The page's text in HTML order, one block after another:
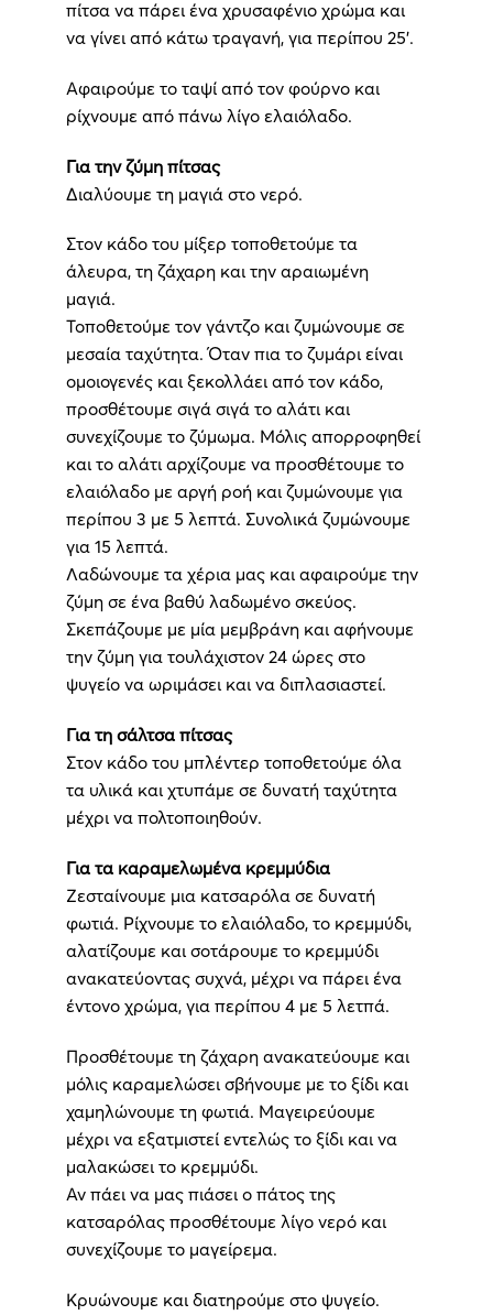
πίτσα να πάρει ένα χρυσαφένιο χρώμα και
να γίνει από κάτω τραγανή, για περίπου 25’.
Αφαιρούμε το ταψί από τον φούρνο και
ρίχνουμε από πάνω λίγο ελαιόλαδο.
Για την ζύμη πίτσας
Διαλύουμε τη μαγιά στο νερό.
Στον κάδο του μίξερ τοποθετούμε τα
άλευρα, τη ζάχαρη και την αραιωμένη
μαγιά.
Τοποθετούμε τον γάντζο και ζυμώνουμε σε
μεσαία ταχύτητα. Όταν πια το ζυμάρι είναι
ομοιογενές και ξεκολλάει από τον κάδο,
προσθέτουμε σιγά σιγά το αλάτι και
συνεχίζουμε το ζύμωμα. Μόλις απορροφηθεί
και το αλάτι αρχίζουμε να προσθέτουμε το
ελαιόλαδο με αργή ροή και ζυμώνουμε για
περίπου 3 με 5 λεπτά. Συνολικά ζυμώνουμε
για 15 λεπτά.
Λαδώνουμε τα χέρια μας και αφαιρούμε την
ζύμη σε ένα βαθύ λαδωμένο σκεύος.
Σκεπάζουμε με μία μεμβράνη και αφήνουμε
την ζύμη για τουλάχιστον 24 ώρες στο
ψυγείο να ωριμάσει και να διπλασιαστεί.
Για τη σάλτσα πίτσας
Στον κάδο του μπλέντερ τοποθετούμε όλα
τα υλικά και χτυπάμε σε δυνατή ταχύτητα
μέχρι να πολτοποιηθούν.
Για τα καραμελωμένα κρεμμύδια
Ζεσταίνουμε μια κατσαρόλα σε δυνατή
φωτιά. Ρίχνουμε το ελαιόλαδο, το κρεμμύδι,
αλατίζουμε και σοτάρουμε το κρεμμύδι
ανακατεύοντας συχνά, μέχρι να πάρει ένα
έντονο χρώμα, για περίπου 4 με 5 λετπά.
Προσθέτουμε τη ζάχαρη ανακατεύουμε και
μόλις καραμελώσει σβήνουμε με το ξίδι και
χαμηλώνουμε τη φωτιά. Μαγειρεύουμε
μέχρι να εξατμιστεί εντελώς το ξίδι και να
μαλακώσει το κρεμμύδι.
Αν πάει να μας πιάσει ο πάτος της
κατσαρόλας προσθέτουμε λίγο νερό και
συνεχίζουμε το μαγείρεμα.
Κρυώνουμε και διατηρούμε στο ψυγείο.